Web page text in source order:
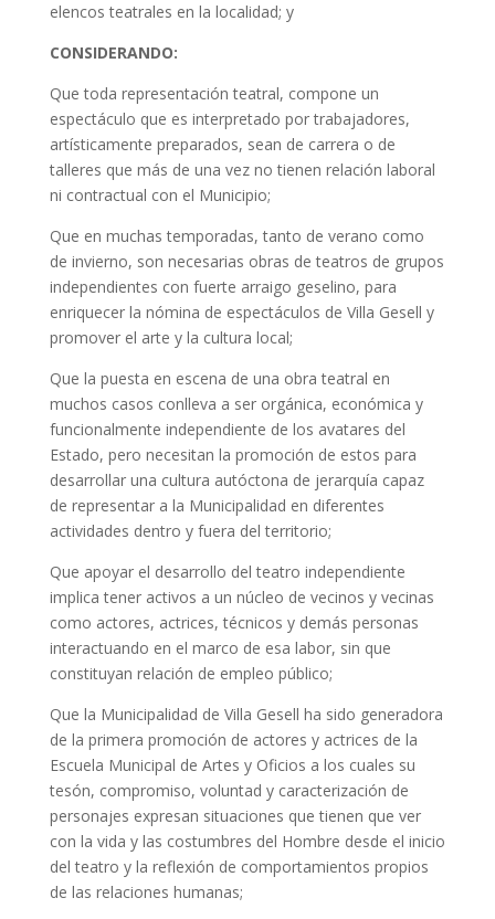
elencos teatrales en la localidad; y
CONSIDERANDO:
Que toda representación teatral, compone un
espectáculo que es interpretado por trabajadores,
artísticamente preparados, sean de carrera o de
talleres que más de una vez no tienen relación laboral
ni contractual con el Municipio;
Que en muchas temporadas, tanto de verano como
de invierno, son necesarias obras de teatros de grupos
independientes con fuerte arraigo geselino, para
enriquecer la nómina de espectáculos de Villa Gesell y
promover el arte y la cultura local;
Que la puesta en escena de una obra teatral en
muchos casos conlleva a ser orgánica, económica y
funcionalmente independiente de los avatares del
Estado, pero necesitan la promoción de estos para
desarrollar una cultura autóctona de jerarquía capaz
de representar a la Municipalidad en diferentes
actividades dentro y fuera del territorio;
Que apoyar el desarrollo del teatro independiente
implica tener activos a un núcleo de vecinos y vecinas
como actores, actrices, técnicos y demás personas
interactuando en el marco de esa labor, sin que
constituyan relación de empleo público;
Que la Municipalidad de Villa Gesell ha sido generadora
de la primera promoción de actores y actrices de la
Escuela Municipal de Artes y Oficios a los cuales su
tesón, compromiso, voluntad y caracterización de
personajes expresan situaciones que tienen que ver
con la vida y las costumbres del Hombre desde el inicio
del teatro y la reflexión de comportamientos propios
de las relaciones humanas;